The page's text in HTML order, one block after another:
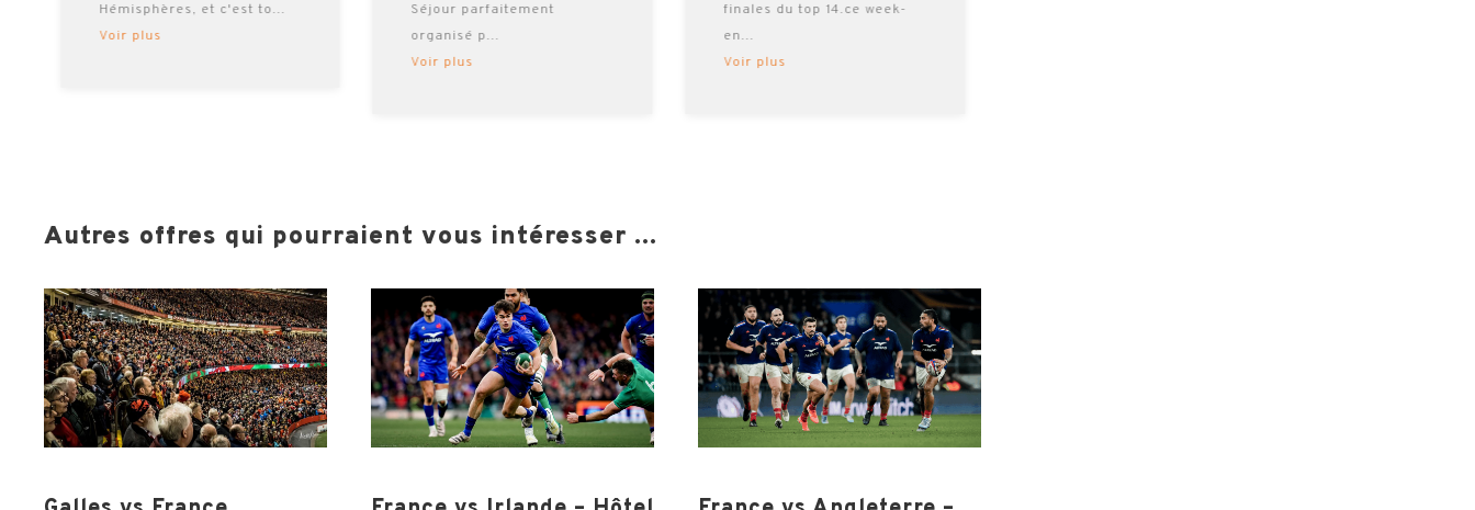
Hémisphères, et c'est to...
Voir plus
Séjour parfaitement
organisé p...
Voir plus
finales du top 14.ce week-
en...
Voir plus
Autres offres qui pourraient vous intéresser ...